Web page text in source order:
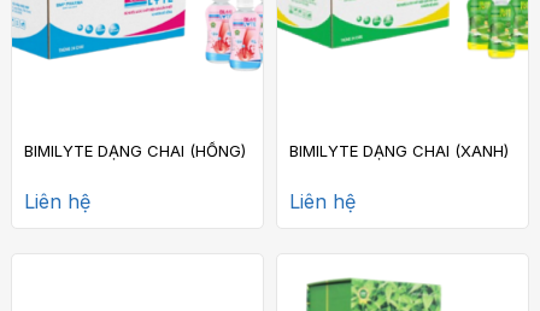
BIMILYTE DẠNG CHAI (HỒNG)
Liên hệ
BIMILYTE DẠNG CHAI (XANH)
Liên hệ